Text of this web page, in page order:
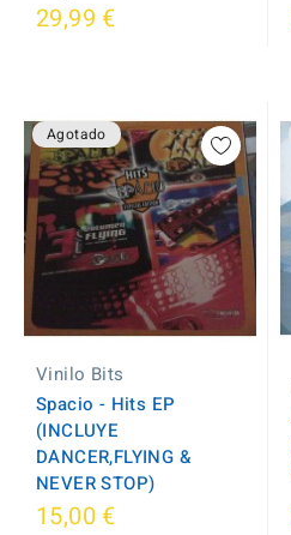
29,99 €
Agotado
Vinilo Bits
Spacio - Hits EP
(INCLUYE
DANCER,FLYING &
NEVER STOP)
15,00 €